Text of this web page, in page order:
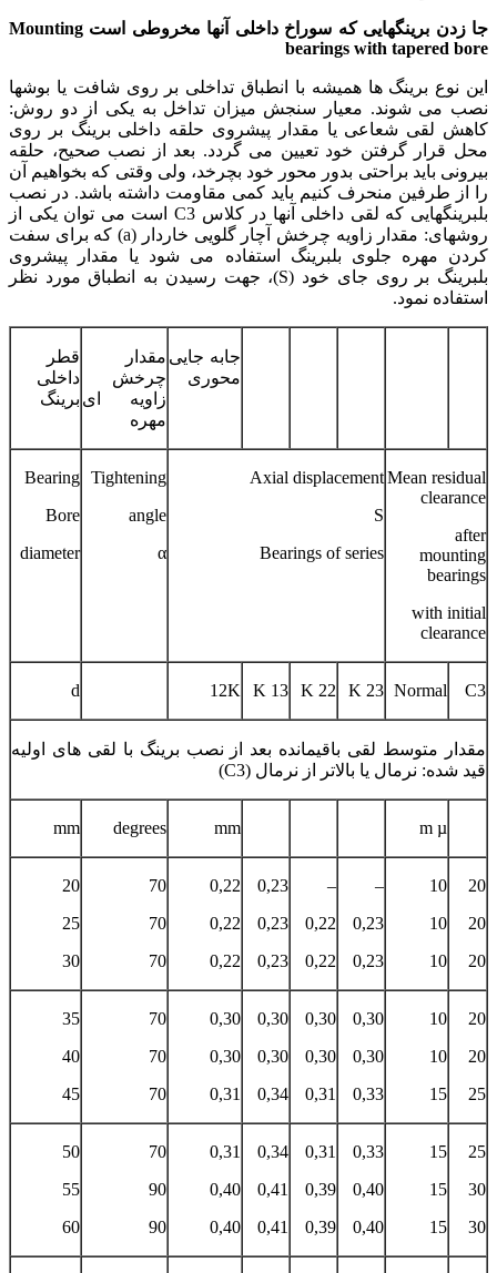
جا زدن برینگهایی که سوراخ داخلی آنها مخروطی است Mounting
bearings with tapered bore
این نوع برینگ ها همیشه با انطباق تداخلی بر روی شافت یا بوشها
نصب می شوند. معیار سنجش میزان تداخل به یکی از دو روش:
کاهش لقی شعاعی یا مقدار پیشروی حلقه داخلی برینگ بر روی
محل قرار گرفتن خود تعیین می گردد. بعد از نصب صحیح، حلقه
بیرونی باید براحتی بدور محور خود بچرخد، ولی وقتی که بخواهیم آن
را از طرفین منحرف کنیم باید کمی مقاومت داشته باشد. در نصب
بلبرینگهایی که لقی داخلی آنها در کلاس C3 است می توان یکی از
روشهای: مقدار زاویه چرخش آچار گلویی خاردار (a) که برای سفت
کردن مهره جلوی بلبرینگ استفاده می شود یا مقدار پیشروی
بلبرینگ بر روی جای خود (S)، جهت رسیدن به انطباق مورد نظر
استفاده نمود.
جابه جایی
محوری
مقدار
چرخش
زاویه ای
مهره
قطر
داخلی
برینگ
Mean residual
clearance
after
mounting
bearings
with initial
clearance
Axial displacement
S
Bearings of series
Tightening
angle
α
Bearing
Bore
diameter
C3
Normal
23 K
22 K
13 K
12K
d
مقدار متوسط لقی باقیمانده بعد از نصب برینگ با لقی های اولیه
قید شده: نرمال یا بالاتر از نرمال (C3)
m µ
mm
degrees
mm
20
20
20
10
10
10
–
0,23
0,23
–
0,22
0,22
0,23
0,23
0,23
0,22
0,22
0,22
70
70
70
20
25
30
20
20
25
10
10
15
0,30
0,30
0,33
0,30
0,30
0,31
0,30
0,30
0,34
0,30
0,30
0,31
70
70
70
35
40
45
25
30
30
15
15
15
0,33
0,40
0,40
0,31
0,39
0,39
0,34
0,41
0,41
0,31
0,40
0,40
70
90
90
50
55
60